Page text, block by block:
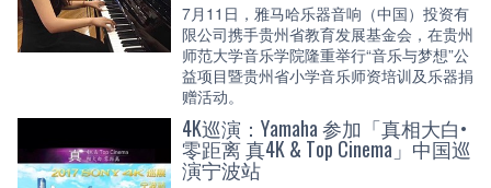
7月11日，雅马哈乐器音响（中国）投资有
限公司携手贵州省教育发展基金会，在贵州
师范大学音乐学院隆重举行“音乐与梦想”公
益项目暨贵州省小学音乐师资培训及乐器捐
赠活动。
4K巡演：Yamaha 参加「真相大白•
零距离 真4K & Top Cinema」中国巡
演宁波站